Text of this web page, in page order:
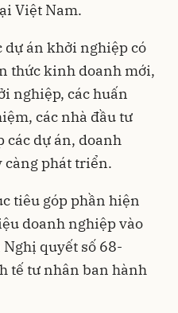
Việt Nam.
dự án khởi nghiệp có
thức kinh doanh mới,
nghiệp, các huấn
các nhà đầu tư
các dự án, doanh
phát triển.
tiêu góp phần hiện
doanh nghiệp vào
quyết số 68-
tế tư nhân ban hành